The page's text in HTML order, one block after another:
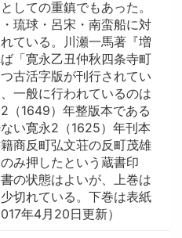
しての重鎮でもあった。
琉球・呂宋・南蛮船に対
ている。川瀬一馬著『増
「寛永乙丑仲秋四条寺町
古活字版が刊行されてい
一般に行われているのは
（1649）年整版本である
い寛永2（1625）年刊本
商反町弘文荘の反町茂雄
み押したという蔵書印
の状態はよいが、上巻は
切れている。下巻は表紙
年4月20日更新）